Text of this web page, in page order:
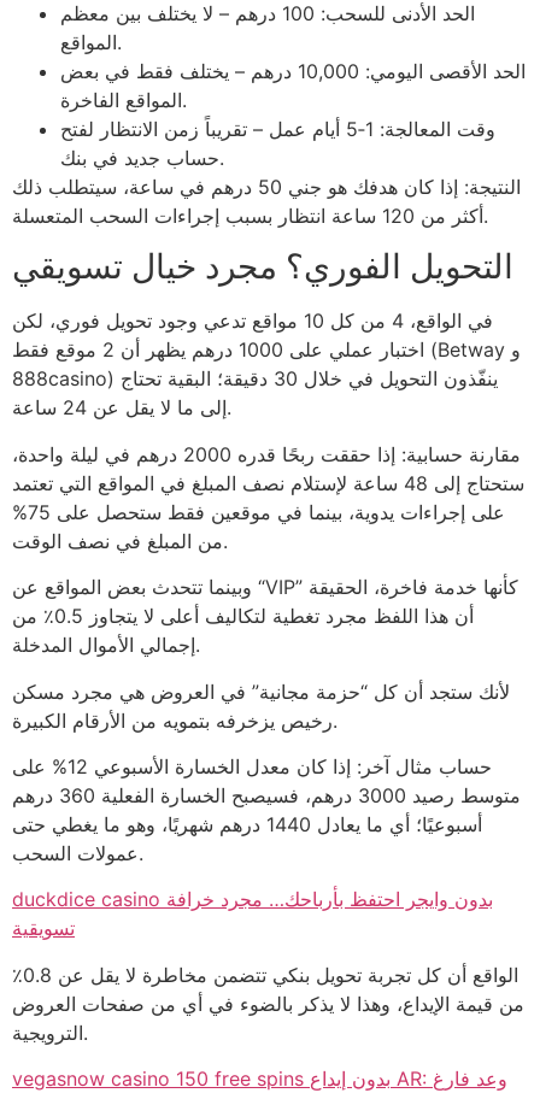
الحد الأدنى للسحب: 100 درهم – لا يختلف بين معظم
المواقع.
الحد الأقصى اليومي: 10,000 درهم – يختلف فقط في بعض
المواقع الفاخرة.
وقت المعالجة: 1‑5 أيام عمل – تقريباً زمن الانتظار لفتح
حساب جديد في بنك.
النتيجة: إذا كان هدفك هو جني 50 درهم في ساعة، سيتطلب ذلك
أكثر من 120 ساعة انتظار بسبب إجراءات السحب المتعسلة.
التحويل الفوري؟ مجرد خيال تسويقي
في الواقع، 4 من كل 10 مواقع تدعي وجود تحويل فوري، لكن
اختبار عملي على 1000 درهم يظهر أن 2 موقع فقط (Betway و
888casino) ينفّذون التحويل في خلال 30 دقيقة؛ البقية تحتاج
إلى ما لا يقل عن 24 ساعة.
مقارنة حسابية: إذا حققت ربحًا قدره 2000 درهم في ليلة واحدة،
ستحتاج إلى 48 ساعة لإستلام نصف المبلغ في المواقع التي تعتمد
على إجراءات يدوية، بينما في موقعين فقط ستحصل على 75%
من المبلغ في نصف الوقت.
وبينما تتحدث بعض المواقع عن “VIP” كأنها خدمة فاخرة، الحقيقة
أن هذا اللفظ مجرد تغطية لتكاليف أعلى لا يتجاوز 0.5٪ من
إجمالي الأموال المدخلة.
لأنك ستجد أن كل “حزمة مجانية” في العروض هي مجرد مسكن
رخيص يزخرفه بتمويه من الأرقام الكبيرة.
حساب مثال آخر: إذا كان معدل الخسارة الأسبوعي 12% على
متوسط رصيد 3000 درهم، فسيصبح الخسارة الفعلية 360 درهم
أسبوعيًا؛ أي ما يعادل 1440 درهم شهريًا، وهو ما يغطي حتى
عمولات السحب.
duckdice casino بدون وايجر احتفظ بأرباحك… مجرد خرافة
تسويقية
الواقع أن كل تجربة تحويل بنكي تتضمن مخاطرة لا يقل عن 0.8٪
من قيمة الإيداع، وهذا لا يذكر بالضوء في أي من صفحات العروض
الترويجية.
vegasnow casino 150 free spins بدون إيداع AR: وعد فارغ